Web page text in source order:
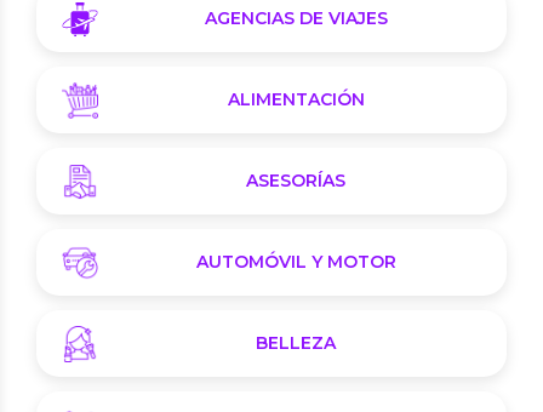
AGENCIAS DE VIAJES
ALIMENTACIÓN
ASESORÍAS
AUTOMÓVIL Y MOTOR
BELLEZA